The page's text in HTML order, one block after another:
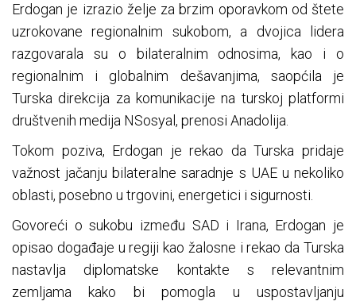
Erdogan je izrazio želje za brzim oporavkom od štete
uzrokovane regionalnim sukobom, a dvojica lidera
razgovarala su o bilateralnim odnosima, kao i o
regionalnim i globalnim dešavanjima, saopćila je
Turska direkcija za komunikacije na turskoj platformi
društvenih medija NSosyal, prenosi Anadolija.
Tokom poziva, Erdogan je rekao da Turska pridaje
važnost jačanju bilateralne saradnje s UAE u nekoliko
oblasti, posebno u trgovini, energetici i sigurnosti.
Govoreći o sukobu između SAD i Irana, Erdogan je
opisao događaje u regiji kao žalosne i rekao da Turska
nastavlja diplomatske kontakte s relevantnim
zemljama kako bi pomogla u uspostavljanju